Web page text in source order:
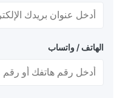
الهاتف / واتساب